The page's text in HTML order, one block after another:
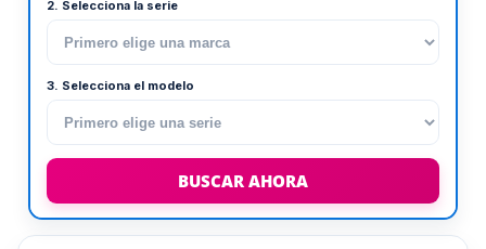
2. Selecciona la serie
3. Selecciona el modelo
BUSCAR AHORA